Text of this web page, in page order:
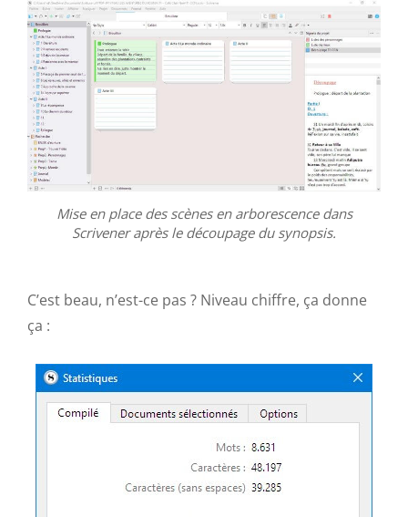
Mise en place des scènes en arborescence dans
Scrivener après le découpage du synopsis.
C’est beau, n’est-ce pas ? Niveau chiffre, ça donne
ça :